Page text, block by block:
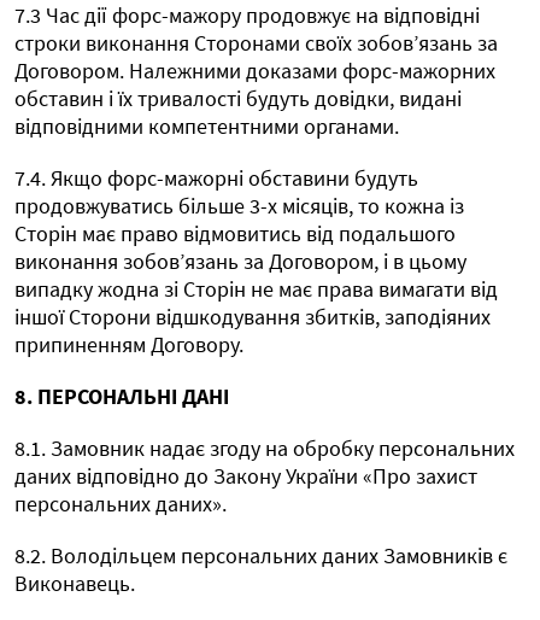
7.3 Час дії форс-мажору продовжує на відповідні
строки виконання Сторонами своїх зобов’язань за
Договором. Належними доказами форс-мажорних
обставин і їх тривалості будуть довідки, видані
відповідними компетентними органами.
7.4. Якщо форс-мажорні обставини будуть
продовжуватись більше 3-х місяців, то кожна із
Сторін має право відмовитись від подальшого
виконання зобов’язань за Договором, і в цьому
випадку жодна зі Сторін не має права вимагати від
іншої Сторони відшкодування збитків, заподіяних
припиненням Договору.
8. ПЕРСОНАЛЬНІ ДАНІ
8.1. Замовник надає згоду на обробку персональних
даних відповідно до Закону України «Про захист
персональних даних».
8.2. Володільцем персональних даних Замовників є
Виконавець.